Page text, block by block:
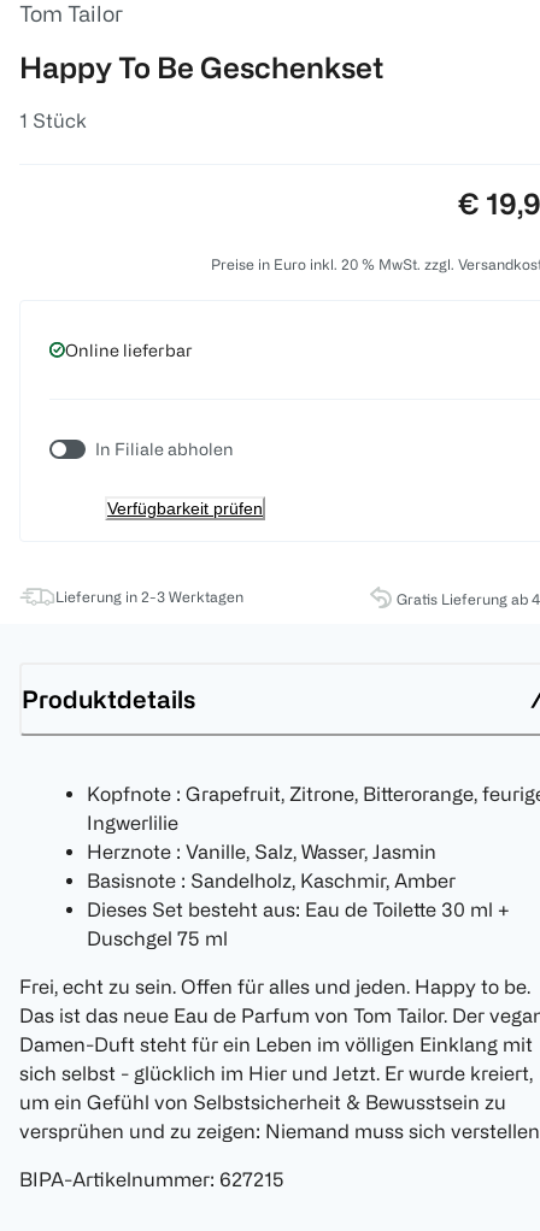
Tom Tailor
Happy To Be Geschenkset
1 Stück
Preis:
€
Preise in Euro inkl. 20 % MwSt. zzgl.
Online lieferbar
In Filiale abholen
Verfügbarkeit prüfen
Lieferung in 2-3 Werktagen Gratis Lieferung ab
Produktdetails
Kopfnote : Grapefruit, Zitrone, Bitterorange,
Ingwerlilie
Herznote : Vanille, Salz, Wasser, Jasmin
Basisnote : Sandelholz, Kaschmir, Amber
Dieses Set besteht aus: Eau de Toilette 30 ml +
Duschgel 75 ml
Frei, echt zu sein. Offen für alles und jeden. Happy to be.
Das ist das neue Eau de Parfum von Tom Tailor. Der
Damen-Duft steht für ein Leben im völligen Einklang mit
sich selbst - glücklich im Hier und Jetzt. Er wurde kreiert,
um ein Gefühl von Selbstsicherheit & Bewusstsein zu
versprühen und zu zeigen: Niemand muss sich
BIPA-Artikelnummer: 627215